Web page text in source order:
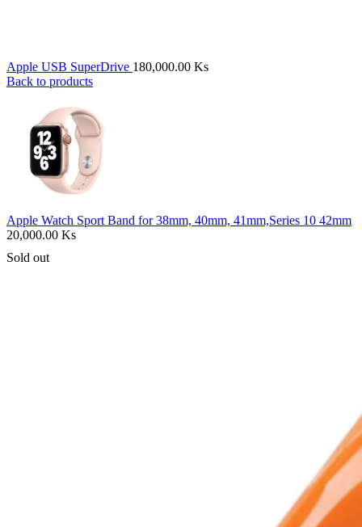
Apple USB SuperDrive 180,000.00 Ks
Back to products
Apple Watch Sport Band for 38mm, 40mm, 41mm,Series 10 42mm
20,000.00 Ks
Sold out